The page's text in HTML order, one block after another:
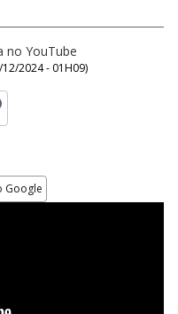
no YouTube
2024 - 01H09)
Google